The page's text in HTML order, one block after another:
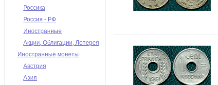
Россика
Россия - РФ
Иностранные
Акции, Облигации, Лотерея
Иностранные монеты
Австрия
Азия